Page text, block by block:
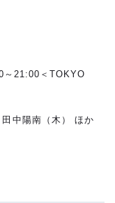
～21:00＜TOKYO
中陽南（木） ほか